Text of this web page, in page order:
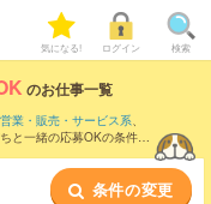
気になる! ログイン 検索
のお仕事一覧
営業・販売・サービス系、
と一緒の応募OKの条件の
条件の変更